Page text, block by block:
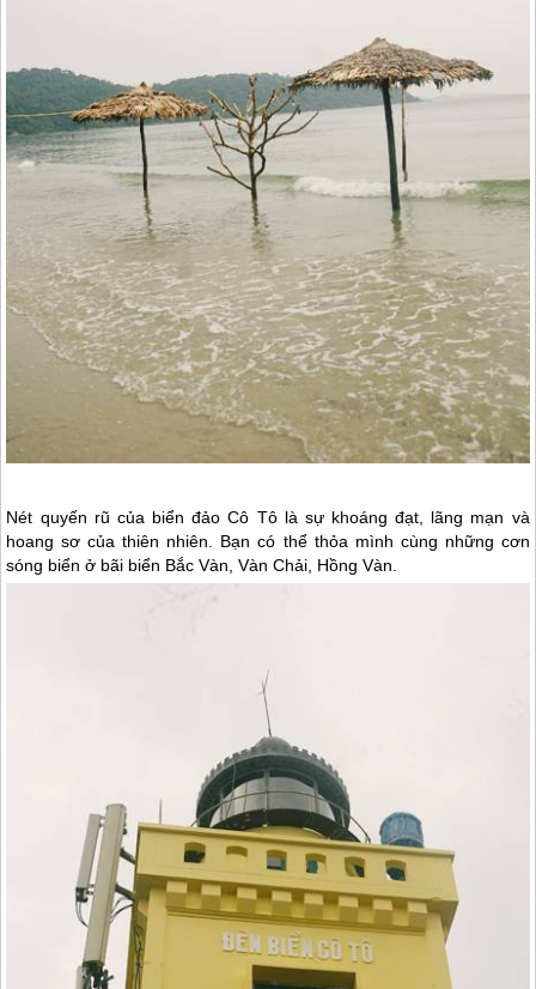
Nét quyến rũ của biểnđảo Cô Tôlà sự khoáng đạt, lãng mạn và
hoang sơ của thiên nhiên. Bạn có thể thỏa mình cùng những cơn
sóng biển ở bãi biển Bắc Vàn, Vàn Chải, Hồng Vàn.